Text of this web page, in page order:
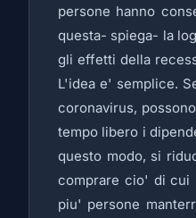
persone hanno
questa- spiega- la
gli effetti della
L'idea e' semplice.
coronavirus,
tempo libero i
questo modo, si
comprare cio' di cui
piu' persone